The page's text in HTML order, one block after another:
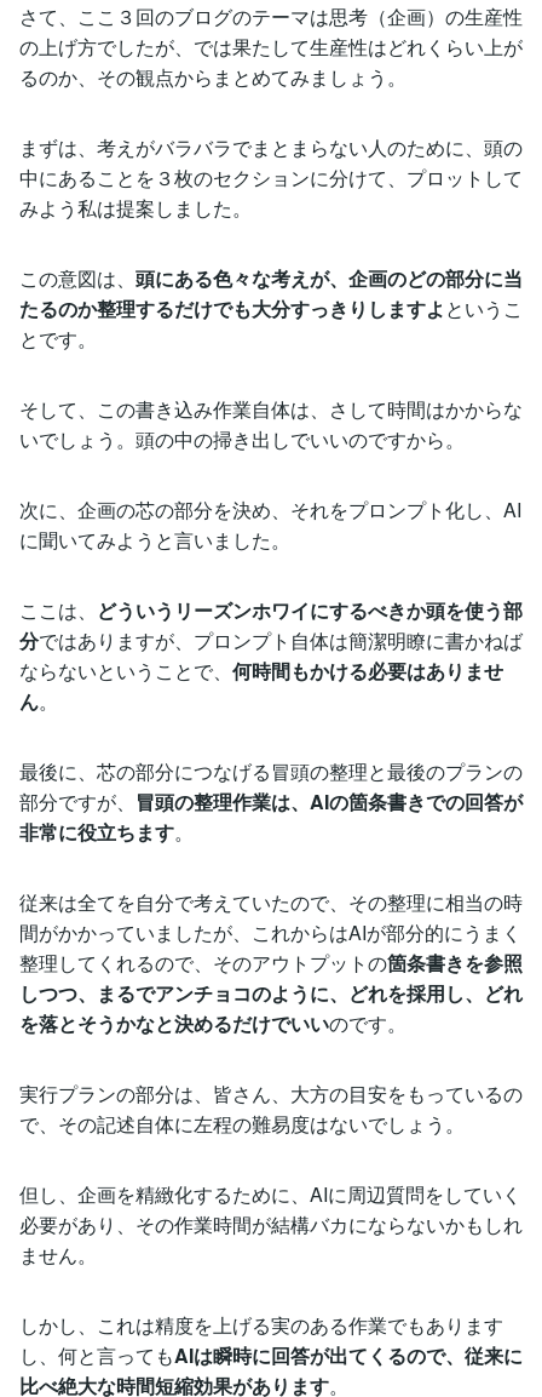
さて、ここ３回のブログのテーマは思考（企画）の生産性
の上げ方でしたが、では果たして生産性はどれくらい上が
るのか、その観点からまとめてみましょう。
まずは、考えがバラバラでまとまらない人のために、頭の
中にあることを３枚のセクションに分けて、プロットして
みよう私は提案しました。
この意図は、 頭にある色々な考えが、企画のどの部分に当
たるのか整理するだけでも大分すっきりしますよというこ
とです。
そして、この書き込み作業自体は、さして時間はかからな
いでしょう。頭の中の掃き出しでいいのですから。
次に、企画の芯の部分を決め、それをプロンプト化し、AI
に聞いてみようと言いました。
ここは、 どういうリーズンホワイにするべきか頭を使う部
分ではありますが、プロンプト自体は簡潔明瞭に書かねば
ならないということで、 何時間もかける必要はありませ
ん。
最後に、芯の部分につなげる冒頭の整理と最後のプランの
部分ですが、 冒頭の整理作業は、AIの箇条書きでの回答が
非常に役立ちます。
従来は全てを自分で考えていたので、その整理に相当の時
間がかかっていましたが、これからはAIが部分的にうまく
整理してくれるので、そのアウトプットの箇条書きを参照
しつつ、まるでアンチョコのように、どれを採用し、どれ
を落とそうかなと決めるだけでいいのです。
実行プランの部分は、皆さん、大方の目安をもっているの
で、その記述自体に左程の難易度はないでしょう。
但し、企画を精緻化するために、AIに周辺質問をしていく
必要があり、その作業時間が結構バカにならないかもしれ
ません。
しかし、これは精度を上げる実のある作業でもあります
し、何と言ってもAIは瞬時に回答が出てくるので、従来に
比べ絶大な時間短縮効果があります。